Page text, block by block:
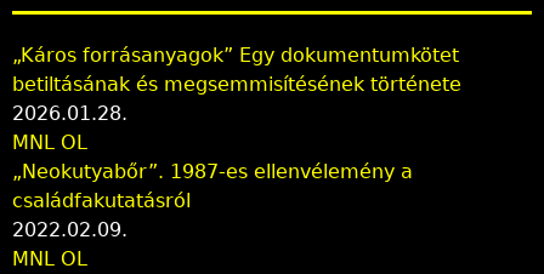
„Káros forrásanyagok” Egy dokumentumkötet
betiltásának és megsemmisítésének története
2026.01.28.
MNL OL
„Neokutyabőr”. 1987-es ellenvélemény a
családfakutatásról
2022.02.09.
MNL OL